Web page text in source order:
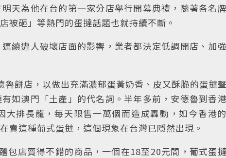
天為他在台的第一家分店舉行開幕典禮，隨著各名
被砸」等熱門的蛋撻話題也就持續不斷。
續遭人破壞店面的影響，業者都決定低調開店、加
餅店，以做出充滿濃郁蛋黃奶香、皮又酥脆的蛋撻
如澳門「土產」的代名詞。半年多前，安德魯到香
排長龍，每天限售一萬個而造成轟動，如今香港
賣這種葡式蛋撻，這個現象在台灣已隱然出現。
包店賣得不錯的商品，一個在18至20元間，葡式蛋